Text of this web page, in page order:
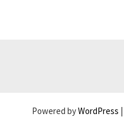
Powered byWordPress |